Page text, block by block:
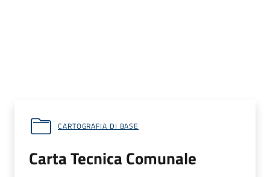
CARTOGRAFIA DI BASE
Carta Tecnica Comunale